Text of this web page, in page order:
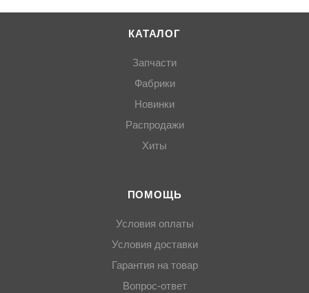
КАТАЛОГ
Запчасти
Фабрики
Новинки
Распродажи
Хиты
ПОМОЩЬ
Условия оплаты
Условия доставки
Гарантия на товар
Вопрос-ответ